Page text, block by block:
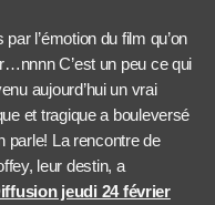
l’émotion du film qu’on
C’est un peu ce qui
aujourd’hui un vrai
et tragique a bouleversé
parle! La rencontre de
leur destin, a
jeudi 24 février